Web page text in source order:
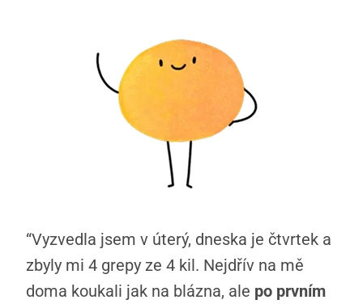
“Vyzvedla jsem v úterý, dneska je čtvrtek a
zbyly mi 4 grepy ze 4 kil. Nejdřív na mě
doma koukali jak na blázna, ale po prvním